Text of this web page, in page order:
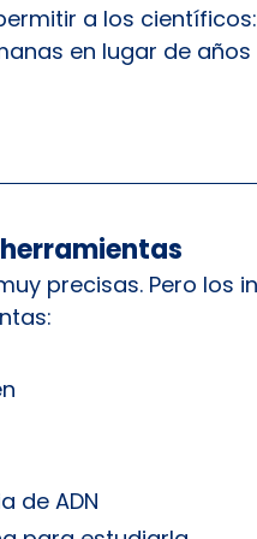
a los científicos:
en lugar de años
precisas. Pero los
de ADN